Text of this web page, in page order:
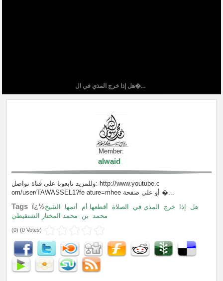
هل إذا خرج المذي في ال�...
Member:
alwaid
وللمزيد تابعونا على قناة تواصل: http://www.youtube.c
om/user/TAWASSEL1?fe ature=mhee أو على صفحة �...
Tags ï¿½ هل إذا خرج المذي في الصلاة أقطعها أم أتمها
الشيخ
محمد بن محمد المختار الشنقيطي
(0) (0 Votes)